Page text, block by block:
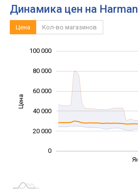
Динамика цен на
Цена Кол-во магазинов
Цена
0
20 000
40 000
60 000
80 000
100 000